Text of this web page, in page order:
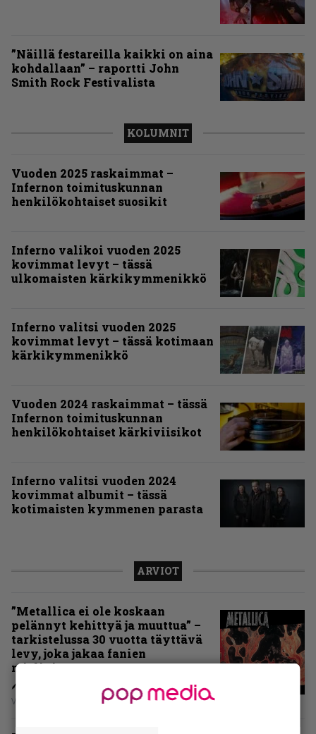
”Näillä festareilla kaikki on aina
kohdallaan” – raportti John
Smith Rock Festivalista
KOLUMNIT
Vuoden 2025 raskaimmat –
Infernon toimituskunnan
henkilökohtaiset suosikit
Inferno valikoi vuoden 2025
kovimmat levyt – tässä
ulkomaisten kärkikymmenikkö
Inferno valitsi vuoden 2025
kovimmat levyt – tässä kotimaan
kärkikymmenikkö
Vuoden 2024 raskaimmat – tässä
Infernon toimituskunnan
henkilökohtaiset kärkiviisikot
Inferno valitsi vuoden 2024
kovimmat albumit – tässä
kotimaisten kymmenen parasta
ARVIOT
”Metallica ei ole koskaan
pelännyt kehittyä ja muuttua” –
tarkistelussa 30 vuotta täyttävä
levy, joka jakaa fanien
mielipiteet
Vesa Siltanen